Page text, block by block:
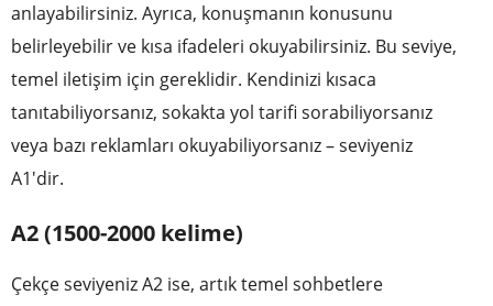
anlayabilirsiniz. Ayrıca, konuşmanın konusunu
belirleyebilir ve kısa ifadeleri okuyabilirsiniz. Bu seviye,
temel iletişim için gereklidir. Kendinizi kısaca
tanıtabiliyorsanız, sokakta yol tarifi sorabiliyorsanız
veya bazı reklamları okuyabiliyorsanız – seviyeniz
A1'dir.
A2 (1500-2000 kelime)
Çekçe seviyeniz A2 ise, artık temel sohbetlere